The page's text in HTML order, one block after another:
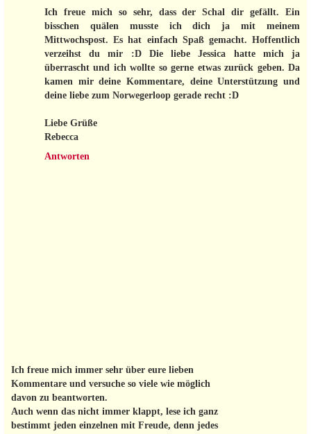
Ich freue mich so sehr, dass der Schal dir gefällt. Ein
bisschen quälen musste ich dich ja mit meinem
Mittwochspost. Es hat einfach Spaß gemacht. Hoffentlich
verzeihst du mir :D Die liebe Jessica hatte mich ja
überrascht und ich wollte so gerne etwas zurück geben. Da
kamen mir deine Kommentare, deine Unterstützung und
deine liebe zum Norwegerloop gerade recht :D
Liebe Grüße
Rebecca
Antworten
Ich freue mich immer sehr über eure lieben
Kommentare und versuche so viele wie möglich
davon zu beantworten.
Auch wenn das nicht immer klappt, lese ich ganz
bestimmt jeden einzelnen mit Freude, denn jedes